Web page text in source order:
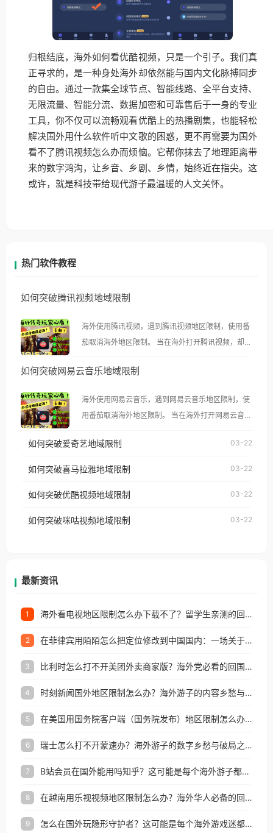
归根结底，海外如何看优酷视频，只是一个引子。我们真
正寻求的，是一种身处海外却依然能与国内文化脉搏同步
的自由。通过一款集全球节点、智能线路、全平台支持、
无限流量、智能分流、数据加密和可靠售后于一身的专业
工具，你不仅可以流畅观看优酷上的热播剧集，也能轻松
解决国外用什么软件听中文歌的困惑，更不再需要为国外
看不了腾讯视频怎么办而烦恼。它帮你抹去了地理距离带
来的数字鸿沟，让乡音、乡剧、乡情，始终近在指尖。这
或许，就是科技带给现代游子最温暖的人文关怀。
热门软件教程
如何突破腾讯视频地域限制
海外使用腾讯视频，遇到腾讯视频地区限制，使用番
茄取消海外地区限制。 当在海外打开腾讯视频，却突
示语。 海外用户如香港、澳门、台湾、美国、加拿
像其他音乐平台一样，出现地区及版权限制问题，且
仅能在中国大陆地区播放。 遇到这个问题的朋友们，
台湾、美国、加拿大、澳大利亚、欧洲等国家和地区
权限制所困扰。
如何突破网易云音乐地域限制
海外使用网易云音乐，遇到网易云音乐地区限制，使
用番茄取消海外地区限制。 当在海外打开网易云音
播放”的提示语。 海外用户如香港、澳门、台湾、美
制问题，且仅能在中国大陆地区播放。 遇到这个问题
户收听网易云音乐地区版权限制」的问题，无论人在
如何突破爱奇艺地域限制 03-22
如何突破喜马拉雅地域限制 03-22
如何突破优酷视频地域限制 03-22
如何突破咪咕视频地域限制 03-22
最新资讯
1 海外看电视地区限制怎么办下载不了？留学生亲测的回国加速方案（附2026世界杯观赛技巧）
2 在菲律宾用陌陌怎么把定位修改到中国国内：一场关于归属感与连接的探索
3 比利时怎么打不开美团外卖商家版？海外党必看的回国加速全攻略
4 时刻新闻国外地区限制怎么办？海外游子的内容乡愁与破局之路
5 在美国用国务院客户端（国务院发布）地区限制怎么办？3步解决海外看国内内容难题
6 瑞士怎么打不开蒙速办？海外游子的数字乡愁与破局之路
7 B站会员在国外能用吗知乎？这可能是每个海外游子都问过的问题
8 在越南用乐视视频地区限制怎么办？海外华人必备的回国加速攻略
9 怎么在国外玩隐形守护者？这可能是每个海外游戏迷都问过的问题